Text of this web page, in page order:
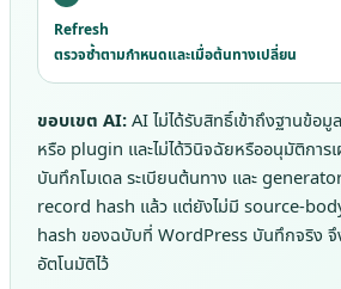
Refresh
ตรวจซ้ำตามกำหนดและเมื่อต้นทางเปลี่ยน
ขอบเขต AI: AI ไม่ได้รับสิทธิ์เข้าถึงฐานข้อ
หรือ plugin และไม่ได้วินิจฉัยหรืออนุมัติการ
บันทึกโมเดล ระเบียนต้นทาง และ
record hash แล้ว แต่ยังไม่มี source-
hash ของฉบับที่ WordPress บันทึกจริง จึ
อัตโนมัติไว้